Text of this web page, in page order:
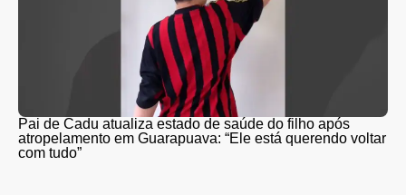
Pai de Cadu atualiza estado de saúde do filho após
atropelamento em Guarapuava: “Ele está querendo voltar
com tudo”